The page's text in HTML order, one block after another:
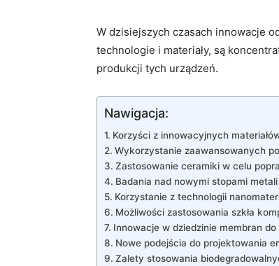
W dzisiejszych czasach innowacje
technologie i materiały, ‌są
produkcji ‍tych urządzeń.
Nawigacja:
Korzyści z innowacyjnych
Wykorzystanie zaawansowanych
Zastosowanie⁢ ceramiki w celu
Badania nad nowymi stopami
Korzystanie z technologii
Możliwości​ zastosowania⁤ szkła​
Innowacje w dziedzinie membran
Nowe podejścia do⁤ projektowania
Zalety stosowania